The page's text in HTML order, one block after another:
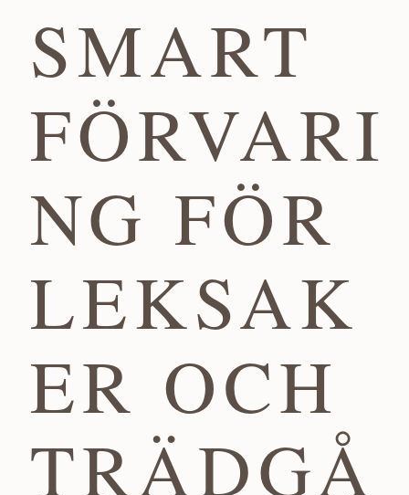
SMART
FÖRVARI
NG FÖR
LEKSAK
ER OCH
TRÄDGÅ